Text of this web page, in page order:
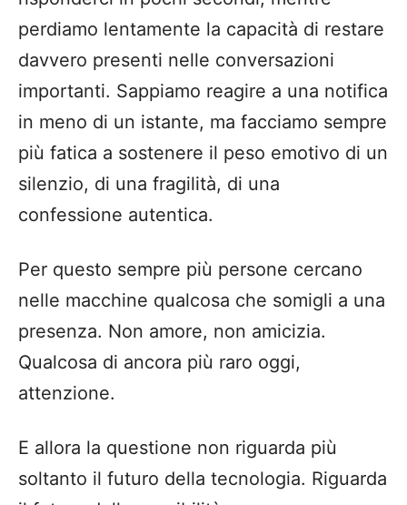
perdiamo lentamente la capacità di restare
davvero presenti nelle conversazioni
importanti. Sappiamo reagire a una notifica
in meno di un istante, ma facciamo sempre
più fatica a sostenere il peso emotivo di un
silenzio, di una fragilità, di una
confessione autentica.
Per questo sempre più persone cercano
nelle macchine qualcosa che somigli a una
presenza. Non amore, non amicizia.
Qualcosa di ancora più raro oggi,
attenzione.
E allora la questione non riguarda più
soltanto il futuro della tecnologia. Riguarda